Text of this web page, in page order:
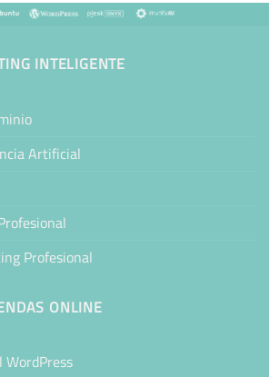
INTELIGENTE
Artificial
Profesional
ONLINE